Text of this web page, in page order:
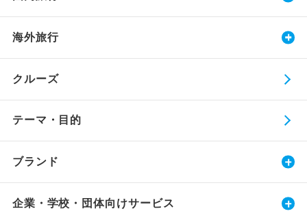
海外旅行
クルーズ
テーマ・目的
ブランド
企業・学校・団体向けサービス